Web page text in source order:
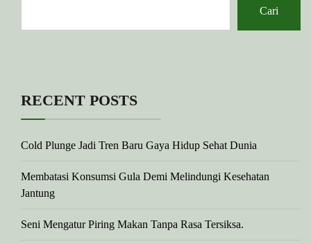
Cari
RECENT POSTS
Cold Plunge Jadi Tren Baru Gaya Hidup Sehat Dunia
Membatasi Konsumsi Gula Demi Melindungi Kesehatan
Jantung
Seni Mengatur Piring Makan Tanpa Rasa Tersiksa.